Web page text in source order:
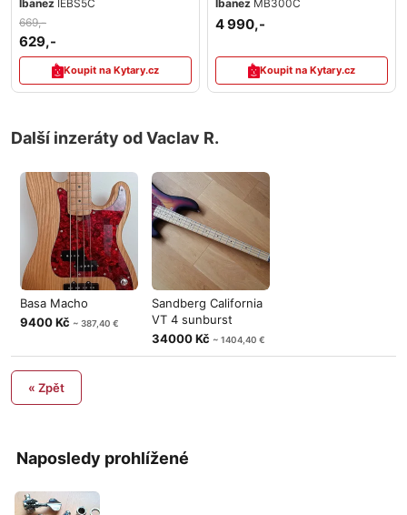
Naposledy prohlížené
Ibanez IEBS5C
669,-
629,-
Koupit na Kytary.cz
Ibanez MB300C
4 990,-
Koupit na Kytary.cz
Další inzeráty od Vaclav R.
Basa Macho
9400 Kč ~ 387,40 €
Sandberg California
VT 4 sunburst
34000 Kč ~ 1404,40 €
« Zpět